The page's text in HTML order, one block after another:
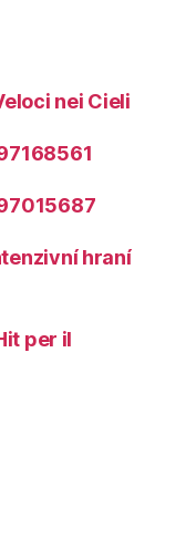
nei Cieli
hraní
per il